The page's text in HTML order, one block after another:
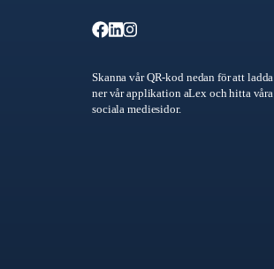
Skanna vår QR-kod nedan för att ladda
ner vår applikation aLex och hitta våra
sociala mediesidor.